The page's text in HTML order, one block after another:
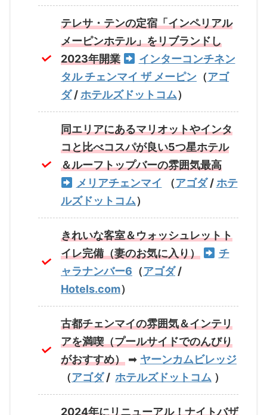
テレサ・テンの定宿「インペリアル
メーピンホテル」をリブランドし
2023年開業
インターコンチネン
タル チェンマイ ザ メーピン （アゴ
ダ/ホテルズドットコム）
同エリアにあるマリオットやインタ
コと比べコスパが良い5つ星ホテル
＆ルーフトップバーの雰囲気最高
メリアチェンマイ （アゴダ/ホテ
ルズドットコム）
きれいな客室＆ウォッシュレットト
イレ完備（妻のお気に入り）
チ
ャラナンバー6 （アゴダ/
Hotels.com）
古都チェンマイの雰囲気＆インテリ
アを満喫（プールサイドでのんびり
がおすすめ） ➡ ヤーンカムビレッジ
（アゴダ/ ホテルズドットコム ）
2024年にリニューアル！ナイトバザ